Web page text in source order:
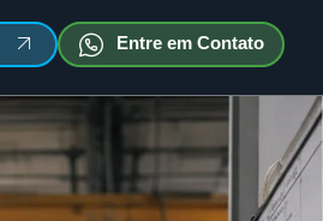
Entre em Contato